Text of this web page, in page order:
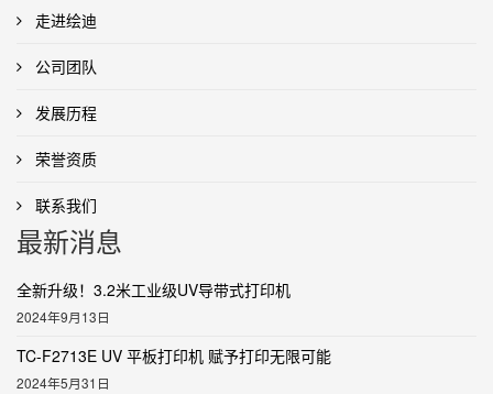
走进绘迪
公司团队
发展历程
荣誉资质
联系我们
最新消息
全新升级！3.2米工业级UV导带式打印机
2024年9月13日
TC-F2713E UV 平板打印机 赋予打印无限可能
2024年5月31日